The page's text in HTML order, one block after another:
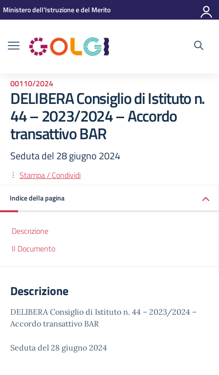
Vai ai contenuti
Vai al menu di navigazione
Vai al footer
Ministero dell'Istruzione e del Merito
00110/2024
DELIBERA Consiglio di Istituto n.
44 – 2023/2024 – Accordo
transattivo BAR
Seduta del 28 giugno 2024
Stampa / Condividi
Indice della pagina
Descrizione
Il Documento
Descrizione
DELIBERA Consiglio di Istituto n. 44 – 2023/2024 –
Accordo transattivo BAR
Seduta del 28 giugno 2024